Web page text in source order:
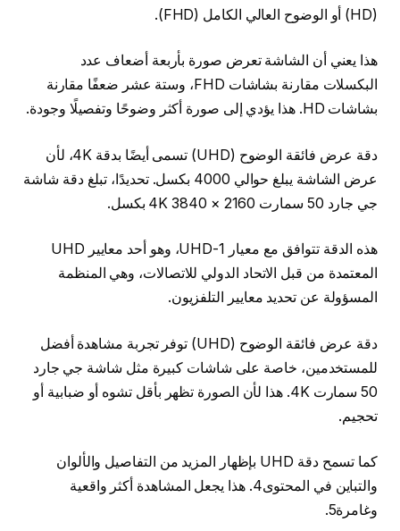
(HD) أو الوضوح العالي الكامل (FHD).
هذا يعني أن الشاشة تعرض صورة بأربعة أضعاف عدد
البكسلات مقارنة بشاشات FHD، وستة عشر ضعفًا مقارنة
بشاشات HD. هذا يؤدي إلى صورة أكثر وضوحًا وتفصيلًا وجودة.
دقة عرض فائقة الوضوح (UHD) تسمى أيضًا بدقة 4K، لأن
عرض الشاشة يبلغ حوالي 4000 بكسل. تحديدًا، تبلغ دقة شاشة
جي جارد 50 سمارت 4K 3840 × 2160 بكسل.
هذه الدقة تتوافق مع معيار UHD-1، وهو أحد معايير UHD
المعتمدة من قبل الاتحاد الدولي للاتصالات، وهي المنظمة
المسؤولة عن تحديد معايير التلفزيون.
دقة عرض فائقة الوضوح (UHD) توفر تجربة مشاهدة أفضل
للمستخدمين، خاصة على شاشات كبيرة مثل شاشة جي جارد
50 سمارت 4K. هذا لأن الصورة تظهر بأقل تشوه أو ضبابية أو
تحجيم.
كما تسمح دقة UHD بإظهار المزيد من التفاصيل والألوان
والتباين في المحتوى4. هذا يجعل المشاهدة أكثر واقعية
وغامرة5.